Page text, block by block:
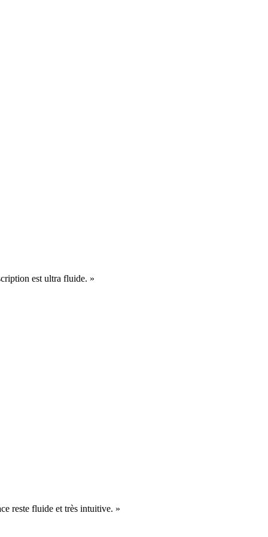
est ultra fluide. »
reste fluide et très intuitive. »